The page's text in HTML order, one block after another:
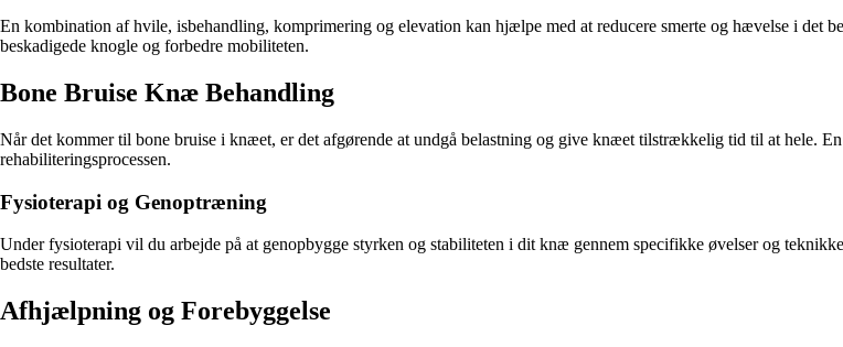
En kombination af hvile, isbehandling, komprimering og elevation kan hjælpe med at reducere smerte og hævelse i det
beskadigede knogle og forbedre mobiliteten.
Bone Bruise Knæ Behandling
Når det kommer til bone bruise i knæet, er det afgørende at undgå belastning og give knæet tilstrækkelig tid til at hele.
rehabiliteringsprocessen.
Fysioterapi og Genoptræning
Under fysioterapi vil du arbejde på at genopbygge styrken og stabiliteten i dit knæ gennem specifikke øvelser og
bedste resultater.
Afhjælpning og Forebyggelse